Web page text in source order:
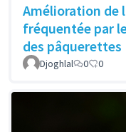
Amélioration de
fréquentée par
des pâquerettes
Djoghlal 0 0